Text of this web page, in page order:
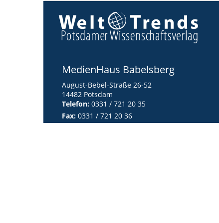
MedienHaus Babelsberg
August-Bebel-Straße 26-52
14482 Potsdam
Telefon: 0331 / 721 20 35
Fax: 0331 / 721 20 36